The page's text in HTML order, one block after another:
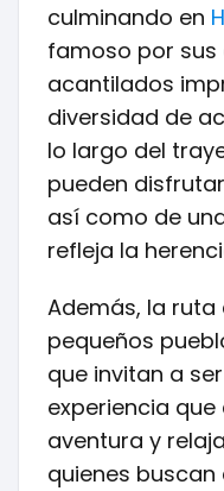
culminando en
famoso por sus
acantilados
diversidad de
lo largo del
pueden
así como de
refleja la
Además, la
pequeños
que invitan a
experiencia
aventura y
quienes